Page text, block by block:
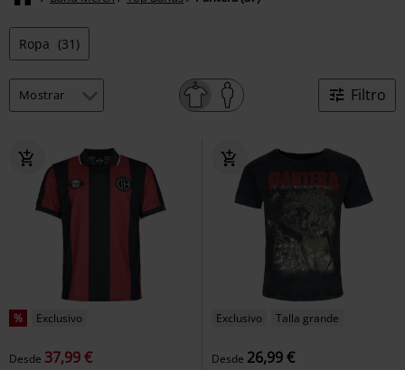
Ropa (31)
Filtro
% Exclusivo
Desde 37,99 €
Exclusivo Talla grande
Desde 26,99 €